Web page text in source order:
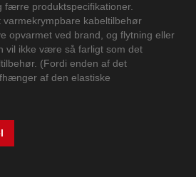
færre produktspecifikationer.
varmekrympbare kabeltilbehør
opvarmet ved brand, og flytning eller
vil ikke være så farligt som det
(Fordi enden af ​​det
af den elastiske